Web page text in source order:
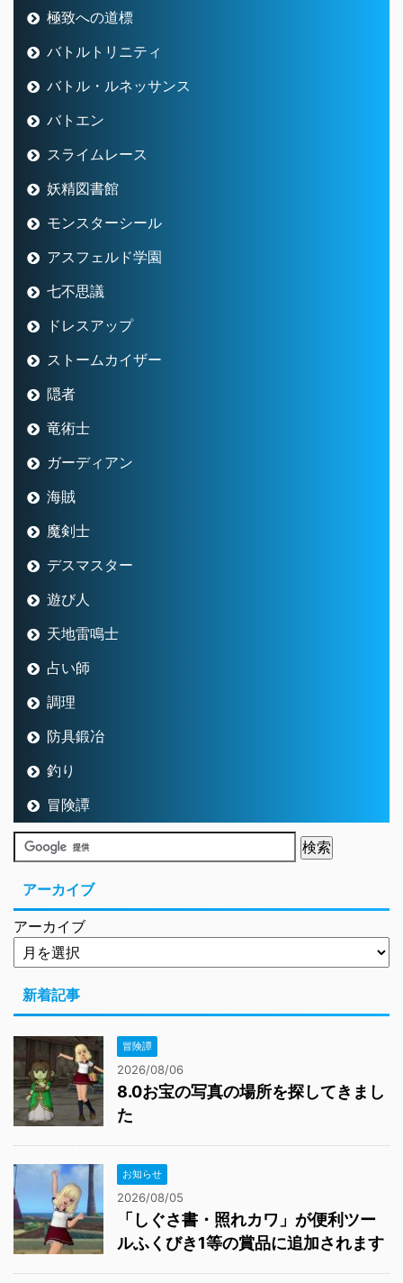
極致への道標
バトルトリニティ
バトル・ルネッサンス
バトエン
スライムレース
妖精図書館
モンスターシール
アスフェルド学園
七不思議
ドレスアップ
ストームカイザー
隠者
竜術士
ガーディアン
海賊
魔剣士
デスマスター
遊び人
天地雷鳴士
占い師
調理
防具鍛冶
釣り
冒険譚
アーカイブ
アーカイブ
新着記事
冒険譚
2026/08/06
8.0お宝の写真の場所を探してきまし
た
お知らせ
2026/08/05
「しぐさ書・照れカワ」が便利ツー
ルふくびき1等の賞品に追加されます